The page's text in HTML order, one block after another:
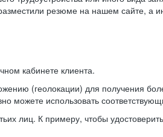
резюме на нашем сайте, а
кабинете клиента.
(геолокации) для получения
можете использовать
лиц. К примеру, чтобы